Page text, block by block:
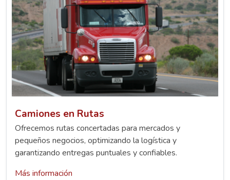
Camiones en Rutas
Ofrecemos rutas concertadas para mercados y
pequeños negocios, optimizando la logística y
garantizando entregas puntuales y confiables.
Más información